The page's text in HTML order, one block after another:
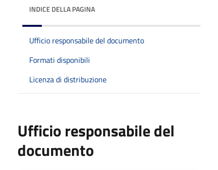
INDICE DELLA PAGINA
Ufficio responsabile del documento
Formati disponibili
Licenza di distribuzione
Ufficio responsabile del
documento